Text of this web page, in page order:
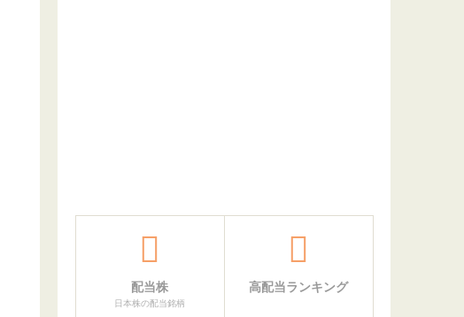
配当株
日本株の配当銘柄
高配当ランキング